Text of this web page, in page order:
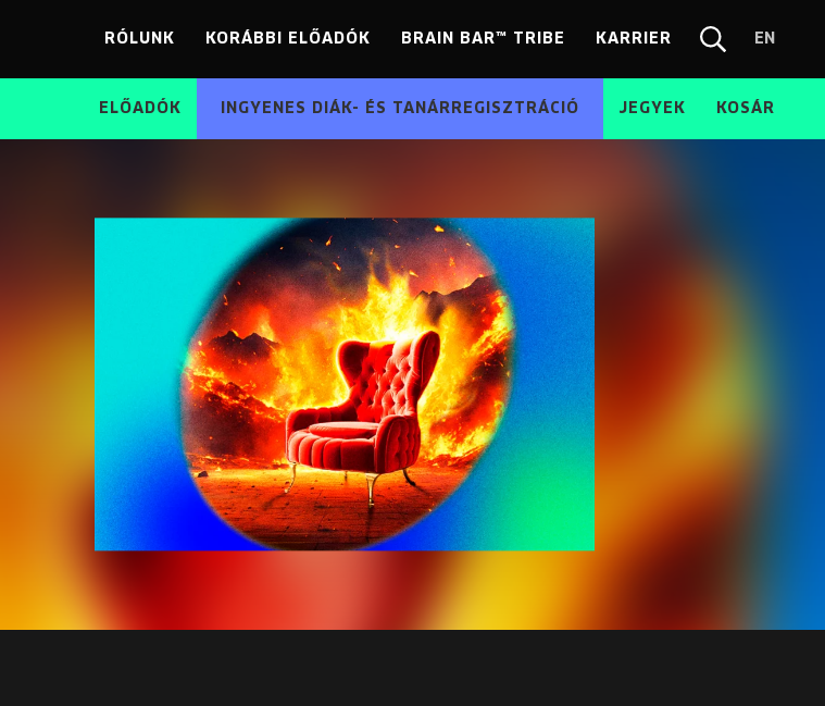
RÓLUNK KORÁBBI ELŐADÓK BRAIN BAR™ TRIBE KARRIER EN
EN
ELŐADÓK INGYENES DIÁK- ÉS TANÁRREGISZTRÁCIÓ JEGYEK KOSÁR